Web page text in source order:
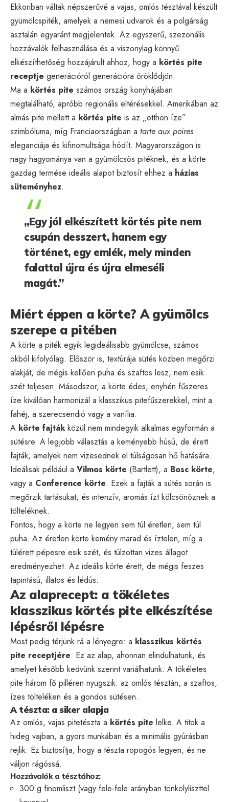
Ekkoriban váltak népszerűvé a vajas, omlós tésztával készült
gyümölcspiték, amelyek a nemesi udvarok és a polgárság
asztalán egyaránt megjelentek. Az egyszerű, szezonális
hozzávalók felhasználása és a viszonylag könnyű
elkészíthetőség hozzájárult ahhoz, hogy a körtés pite
receptje generációról generációra öröklődjön.
Ma a körtés pite számos ország konyhájában
megtalálható, apróbb regionális eltérésekkel. Amerikában az
almás pite mellett a körtés pite is az „otthon íze”
szimbóluma, míg Franciaországban a tarte aux poires
eleganciája és kifinomultsága hódít. Magyarországon is
nagy hagyománya van a gyümölcsös pitéknek, és a körte
gazdag termése ideális alapot biztosít ehhez a házias
süteményhez.
„Egy jól elkészített körtés pite nem
csupán desszert, hanem egy
történet, egy emlék, mely minden
falattal újra és újra elmeséli
magát.”
Miért éppen a körte? A gyümölcs
szerepe a pitében
A körte a piték egyik legideálisabb gyümölcse, számos
okból kifolyólag. Először is, textúrája sütés közben megőrzi
alakját, de mégis kellően puha és szaftos lesz, nem esik
szét teljesen. Másodszor, a körte édes, enyhén fűszeres
íze kiválóan harmonizál a klasszikus pitefűszerekkel, mint a
fahéj, a szerecsendió vagy a vanília.
A körte fajták közül nem mindegyik alkalmas egyformán a
sütésre. A legjobb választás a keményebb húsú, de érett
fajták, amelyek nem vizesednek el túlságosan hő hatására.
Ideálisak például a Vilmos körte (Bartlett), a Bosc körte,
vagy a Conference körte. Ezek a fajták a sütés során is
megőrzik tartásukat, és intenzív, aromás ízt kölcsönöznek a
tölteléknek.
Fontos, hogy a körte ne legyen sem túl éretlen, sem túl
puha. Az éretlen körte kemény marad és íztelen, míg a
túlérett pépesre esik szét, és túlzottan vizes állagot
eredményezhet. Az ideális körte érett, de mégis feszes
tapintású, illatos és lédús.
Az alaprecept: a tökéletes
klasszikus körtés pite elkészítése
lépésről lépésre
Most pedig térjünk rá a lényegre: a klasszikus körtés
pite receptjére. Ez az alap, ahonnan elindulhatunk, és
amelyet később kedvünk szerint variálhatunk. A tökéletes
pite három fő pilléren nyugszik: az omlós tésztán, a szaftos,
ízes tölteléken és a gondos sütésen.
A tészta: a siker alapja
Az omlós, vajas pitetészta a körtés pite lelke. A titok a
hideg vajban, a gyors munkában és a minimális gyúrásban
rejlik. Ez biztosítja, hogy a tészta ropogós legyen, és ne
váljon rágóssá.
Hozzávalók a tésztához:
300 g finomliszt (vagy fele-fele arányban tönkölyliszttel